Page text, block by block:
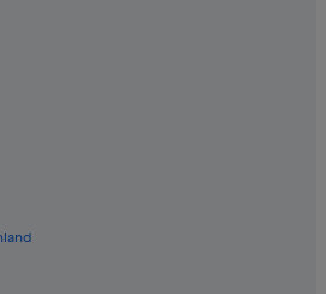
Destinationen